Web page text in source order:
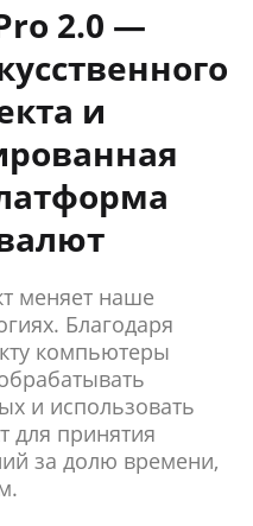
2.0 —
и
меняет наше
Благодаря
компьютеры
и использовать
для принятия
за долю времени,